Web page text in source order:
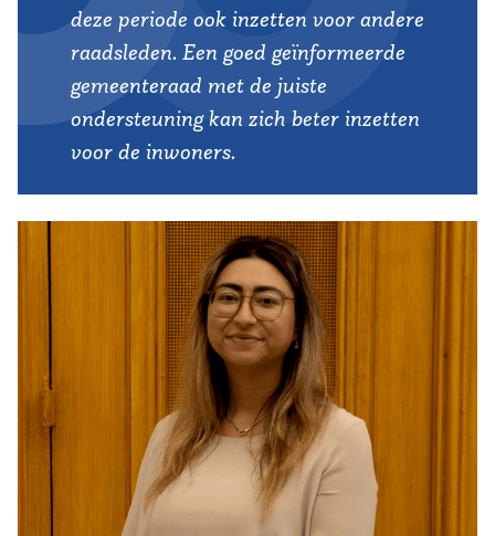
deze periode ook inzetten voor andere
raadsleden. Een goed geïnformeerde
gemeenteraad met de juiste
ondersteuning kan zich beter inzetten
voor de inwoners.